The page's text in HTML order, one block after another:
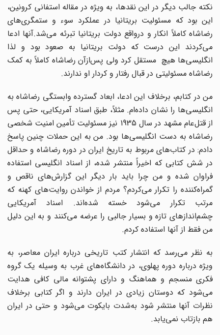
نکته جالب دیگر در این نقدها، به ویژه در مقاله استفانی کرونین،
این بود که مسئولیت بریتانیا در عملکرد سوء و ستمگری‌های
رضاشاه کاملاً انکار و درواقع دولت بریتانیا تبرئه می‌شد.آنها ادعا
می‌کردند این درست که دولت بریتانیا به صعود بود و لذا
انگلیسی‌ها هیچ مستقل کرد ولی پس‌ازآن رضاشاه کاملاً به کمک
رضاشاه مسئولیتی در قبال رفتار و کردار او ندارند.
من در کتابم، برخلاف این ادعا، ابعاد گسترده وابستگی رضاشاه به
انگلیسی‌ها را نشان داده‌ام. مثلاً، طبق اسناد آمریکایی، حتی پس
از قتل‌عام مشهد در سال 1935 نیز مسئولیت تأمین امنیت شخصی
رضاشاه به دست انگلیسی‌ها بود. من به این حملات چنین پاسخ
دادم: در کتاب‌های مربوط به تاریخ ایران در دوره رضاشاه و حداقل
در شش کتابی که اخیراً منتشر شده، از اسناد انگلیسی استفاده
فراوان شده و من چرا باید بار دیگر این گزارش‌های ناقص و
گمراه‌کننده را تکرار می‌کردم؟ مردم از خواندن روایت‌های کهنه که
مرتب تکرار می‌شود خسته شده‌اند. اسناد آمریکایی
چشم‌اندازهای تازه و بسیار جالبی را عرضه می‌کنند و به این دلیل
من فقط از آنها استفاده کردم.
به نظر می‌رسد که انتشار کتب تاریخی درباره ایران معاصر، به
ویژه درباره دوره پهلوی، در دانشگاه‌های غرب به وسیله یک گروه
فکری منسجم و هماهنگ و دارای پشتوانه مالی کافی هدایت
می‌شود که دوستان زیادی در ایران دارند و اگر کتابی برخلاف
نظرات آنها منتشر شود به‌شدت بایکوت می‌شود و حتی در ایران
هم بازتاب نمی‌یابد.